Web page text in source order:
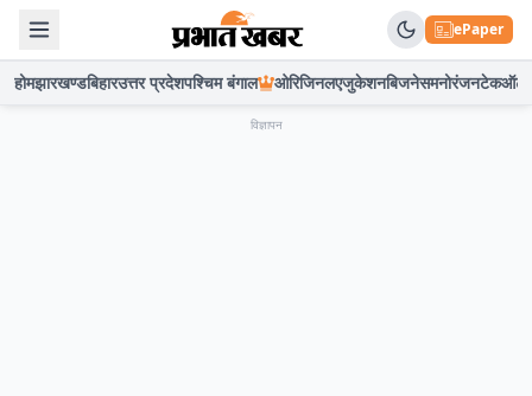
ePaper
होमझारखण्डबिहारउत्तर प्रदेशपश्चिम बंगाल ओरिजिनलएजुकेशनबिजनेसमनोरंजनटेकऑटो
विज्ञापन